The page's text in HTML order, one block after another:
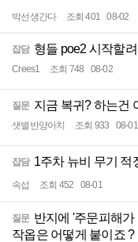
박선생간다 조회 401 08-02
잡담 형들 poe2 시작할
Crees1 조회 748 08-02
질문 지금 복귀? 하는건
샛별반양아치 조회 933 08-01
잡담 1주차 뉴비 무기 적
속섭 조회 452 08-01
질문 반지에 '주문피해가
작옵은 어떻게 붙이죠 ?